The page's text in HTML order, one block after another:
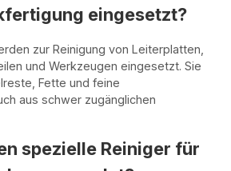
eingesetzt?
zur Reinigung von Leiterplatten,
und Werkzeugen eingesetzt. Sie
Fette und feine
aus schwer zugänglichen
spezielle Reiniger für